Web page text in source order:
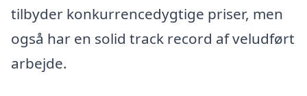
tilbyder konkurrencedygtige priser, men
også har en solid track record af veludført
arbejde.